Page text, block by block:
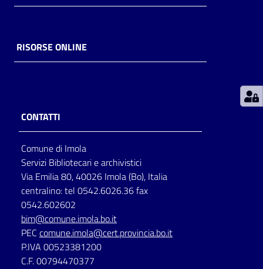
storico
per
lettura
Seguici
su
RISORSE ONLINE
CONTATTI
Comune di Imola
Servizi Bibliotecari e archivistici
Via Emilia 80, 40026 Imola (Bo), Italia
centralino: tel 0542.6026.36 fax
0542.602602
bim@comune.imola.bo.it
PEC comune.imola@cert.provincia.bo.it
P.IVA 00523381200
C.F. 00794470377